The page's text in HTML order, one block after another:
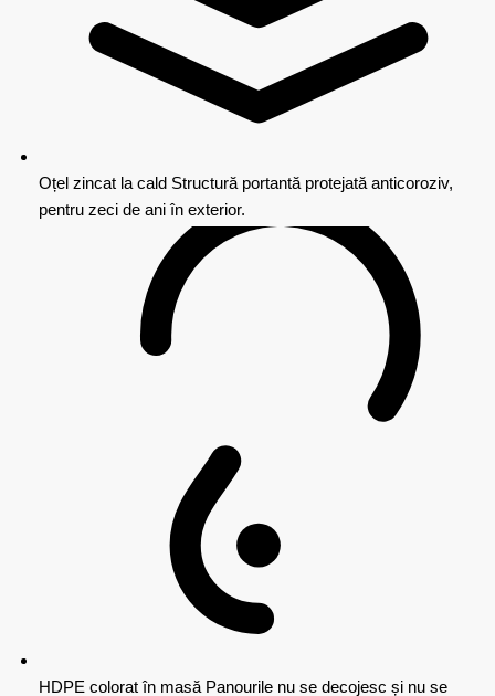
Oțel zincat la cald Structură portantă protejată anticoroziv,
pentru zeci de ani în exterior.
HDPE colorat în masă Panourile nu se decojesc și nu se